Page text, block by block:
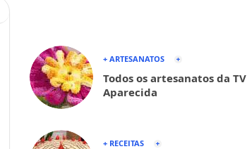
+ ARTESANATOS
Todos os artesanatos da TV
Aparecida
+ RECEITAS